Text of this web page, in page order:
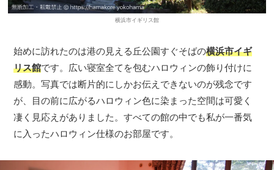
横浜市イギリス館
始めに訪れたのは港の見える丘公園すぐそばの横浜市イギ
リス館です。広い寝室全てを包むハロウィンの飾り付けに
感動。写真では断片的にしかお伝えできないのが残念です
が、目の前に広がるハロウィン色に染まった空間は可愛く
凄く見応えがありました。すべての館の中でも私が一番気
に入ったハロウィン仕様のお部屋です。